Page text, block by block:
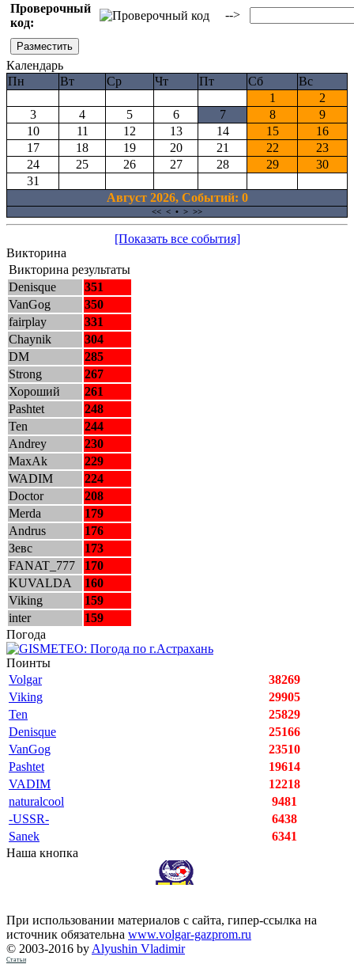
Проверочный
код:
-->
Календарь
Пн
Вт Ср Чт Пт Сб
Вс
1
2
3
4 5 6 7 8
9
10
11 12 13 14 15
16
17
18 19 20 21 22
23
24
25 26 27 28 29
30
31
Август 2026, Cобытий: 0
<< < • > >>
[Показать все события]
Викторина
Викторина результаты
Denisque
351
VanGog
350
fairplay
331
Chaynik
304
DM
285
Strong
267
Хороший
261
Pashtet
248
Ten
244
Andrey
230
MaxAk
229
WADIM
224
Doctor
208
Merda
179
Andrus
176
Зевс
173
FANAT_777
170
KUVALDA
160
Viking
159
inter
159
Погода
Поинты
Volgar
38269
Viking
29905
Ten
25829
Denisque
25166
VanGog
23510
Pashtet
19614
VADIM
12218
naturalcool
9481
-USSR-
6438
Sanek
6341
Наша кнопка
При использовании материалов с сайта, гипер-ссылка на
источник обязательна www.volgar-gazprom.ru
© 2003-2016 by Alyushin Vladimir
Статьи